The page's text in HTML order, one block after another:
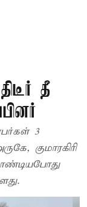
தீ
3
குமாரகிரி